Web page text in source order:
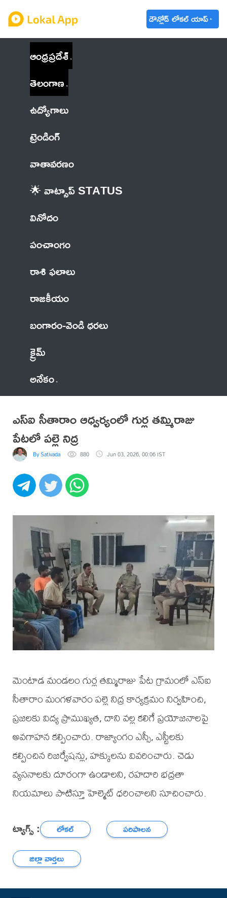
డౌన్లోడ్ లోకల్ యాప్
ఆంధ్రప్రదేశ్
తెలంగాణ
ఉద్యోగాలు
ట్రెండింగ్
వాతావరణం
🌟 వాట్సాప్ STATUS
వినోదం
పంచాంగం
రాశి ఫలాలు
రాజకీయం
బంగారం-వెండి ధరలు
క్రైమ్
అనేకం
ఎస్ఐ సీతారాం ఆధ్వర్యంలో గుర్ల తమ్మిరాజు
పేటలో పల్లె నిద్ర
By Sativada 880 Jun 03, 2026, 00:06 IST
మెంటాడ మండలం గుర్ల తమ్మిరాజు పేట గ్రామంలో ఎస్ఐ
సీతారాం మంగళవారం పల్లె నిద్ర కార్యక్రమం నిర్వహించి,
ప్రజలకు విద్య ప్రాముఖ్యత, దాని వల్ల కలిగే ప్రయోజనాలపై
అవగాహన కల్పించారు. రాజ్యాంగం ఎస్సీ, ఎస్టీలకు
కల్పించిన రిజర్వేషన్లు, హక్కులను వివరించారు. చెడు
వ్యసనాలకు దూరంగా ఉండాలని, రహదారి భద్రతా
నియమాలు పాటిస్తూ హెల్మెట్ ధరించాలని సూచించారు.
ట్యాగ్స్ : లోకల్
పరిపాలన
జిల్లా వార్తలు